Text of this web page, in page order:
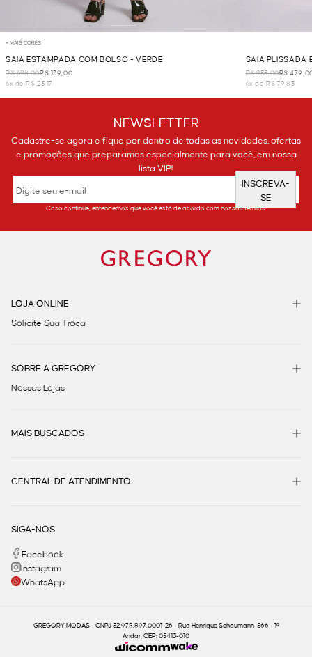
+ MAIS CORES
SAIA ESTAMPADA COM BOLSO - VERDE
R$ 698,00R$ 139,00
6x de R$ 23,17
SAIA PLISSADA
R$ 955,00R$
6x de R$ 79,83
NEWSLETTER
Cadastre-se agora e fique por dentro de todas as novidades, ofertas
e promoções que preparamos especialmente para você, em nossa
lista VIP!
INSCREVA-
SE
Caso continue, entendemos que você está de acordo com nossos termos.
LOJA ONLINE
Solicite Sua Troca
SOBRE A GREGORY
Nossas Lojas
MAIS BUSCADOS
CENTRAL DE ATENDIMENTO
SIGA-NOS
Facebook
Instagram
WhatsApp
GREGORY MODAS - CNPJ 52.978.897.0001-26 - Rua Henrique Schaumann, 566 - 1º
Andar, CEP: 05413-010